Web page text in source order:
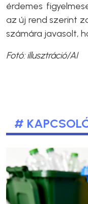
érdemes
az új rend szerint
számára javasolt,
Fotó: illusztráció/AI
#